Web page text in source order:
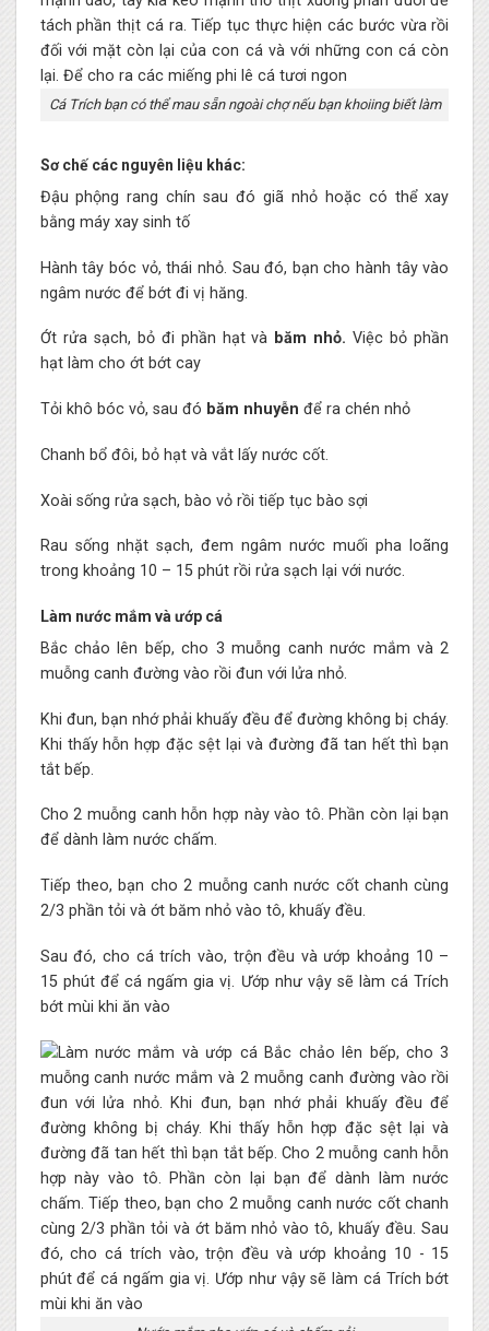
Cá Trích bạn có thể mau sẵn ngoài chợ nếu bạn khoiing biết làm
Sơ chế các nguyên liệu khác:
Đậu phộng rang chín sau đó giã nhỏ hoặc có thể xay
bằng máy xay sinh tố
Hành tây bóc vỏ, thái nhỏ. Sau đó, bạn cho hành tây vào
ngâm nước để bớt đi vị hăng.
Ớt rửa sạch, bỏ đi phần hạt và băm nhỏ.Việc bỏ phần
hạt làm cho ớt bớt cay
Tỏi khô bóc vỏ, sau đó băm nhuyễn để ra chén nhỏ
Chanh bổ đôi, bỏ hạt và vắt lấy nước cốt.
Xoài sống rửa sạch, bào vỏ rồi tiếp tục bào sợi
Rau sống nhặt sạch, đem ngâm nước muối pha loãng
trong khoảng 10 – 15 phút rồi rửa sạch lại với nước.
Làm nước mắm và ướp cá
Bắc chảo lên bếp, cho 3 muỗng canh nước mắm và 2
muỗng canh đường vào rồi đun với lửa nhỏ.
Khi đun, bạn nhớ phải khuấy đều để đường không bị cháy.
Khi thấy hỗn hợp đặc sệt lại và đường đã tan hết thì bạn
tắt bếp.
Cho 2 muỗng canh hỗn hợp này vào tô. Phần còn lại bạn
để dành làm nước chấm.
Tiếp theo, bạn cho 2 muỗng canh nước cốt chanh cùng
2/3 phần tỏi và ớt băm nhỏ vào tô, khuấy đều.
Sau đó, cho cá trích vào, trộn đều và ướp khoảng 10 –
15 phút để cá ngấm gia vị. Ướp như vậy sẽ làm cá Trích
bớt mùi khi ăn vào